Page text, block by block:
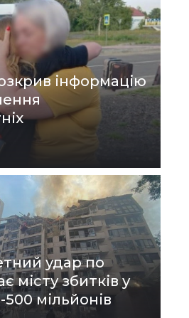
інформацію
удар по
місту збитків у
500 мільйонів